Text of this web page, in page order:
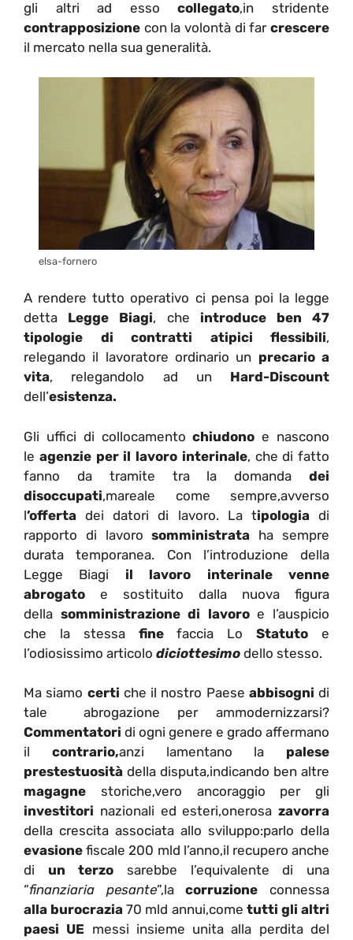
gli altri ad essocollegato,in stridente
contrapposizione con la volontà di far crescere
il mercato nella sua generalità.
elsa-fornero
A rendere tutto operativo ci pensa poi la legge
detta Legge Biagi, che introduce ben 47
tipologie di contratti atipici flessibili,
relegando il lavoratore ordinario un precario a
vita, relegandolo ad un Hard-Discount
dell’esistenza.
Gli uffici di collocamentochiudonoe nascono
le agenzie per il lavoro interinale, che di fatto
fanno da tramite tra la domanda dei
disoccupati,mareale come sempre,avverso
l’offertadei datori di lavoro. La tipologiadi
rapporto di lavorosomministrata ha sempre
durata temporanea. Con l’introduzione della
Legge Biagi il lavoro interinale venne
abrogato e sostituito dalla nuova figura
della somministrazione di lavoroe l’auspicio
che la stessa finefaccia LoStatutoe
l’odiosissimo articolo diciottesimo dello stesso.
Ma siamo certi che il nostro Paese abbisogni di
tale abrogazione per ammodernizzarsi?
Commentatori di ogni genere e grado affermano
il contrario,anzi lamentano la palese
prestestuosità della disputa,indicando ben altre
magagne storiche,vero ancoraggio per gli
investitori nazionali ed esteri,onerosa zavorra
della crescita associata allo sviluppo:parlo della
evasione fiscale 200 mld l’anno,il recupero anche
di un terzo sarebbe l’equivalente di una
“finanziaria pesante”,lacorruzione connessa
alla burocrazia 70 mld annui,come tutti gli altri
paesi UE messi insieme unita alla perdita del